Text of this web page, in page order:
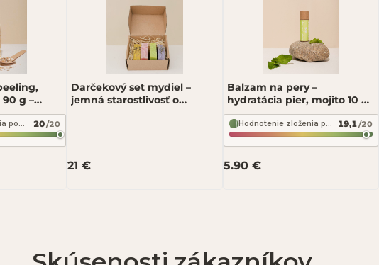
po schválení.
g –
Hodnotenie zloženia podľa INCI Beauty 20/20
Darčekový set mydiel –
jemná starostlivosť o
21 €
Balzam na pery –
hydratácia pier, mojito 10 ml
– Fressia Mojito
Hodnotenie zloženia podľa INCI Beauty 19,1/20
5.90 €